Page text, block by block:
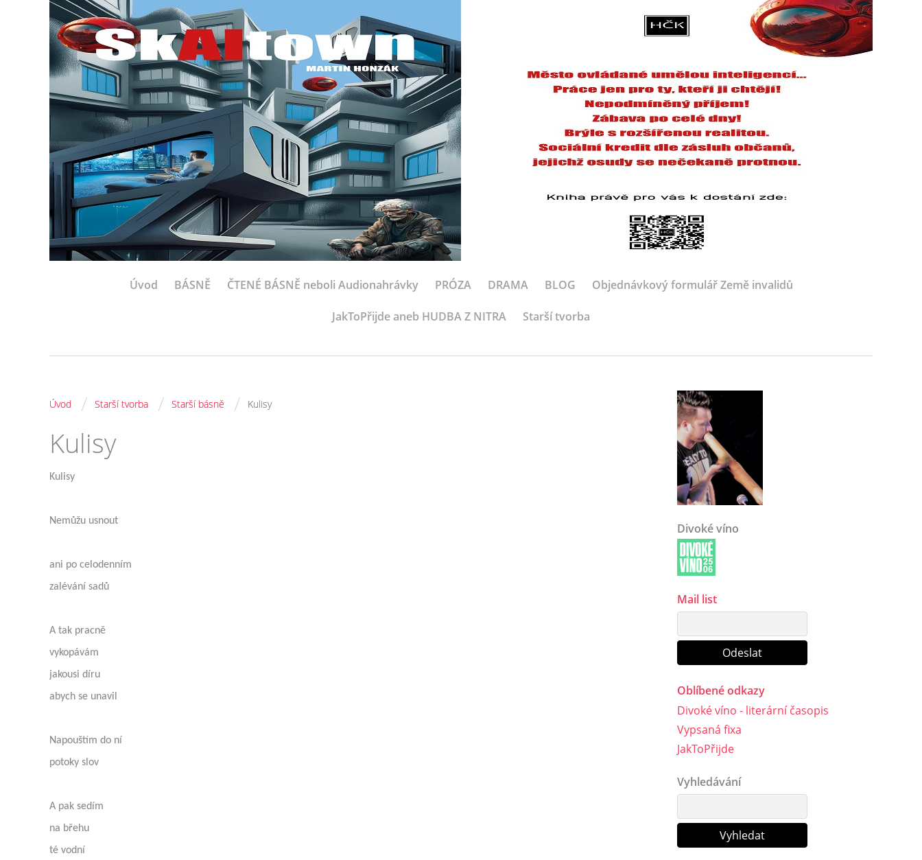
Úvod BÁSNĚ ČTENÉ BÁSNĚ neboli Audionahrávky PRÓZA DRAMA BLOG Objednávkový formulář Země invalidů
JakToPřijde aneb HUDBA Z NITRA Starší tvorba
Úvod / Starší tvorba / Starší básně / Kulisy
Kulisy
Kulisy
Nemůžu usnout
ani po celodenním
zalévání sadů
A tak pracně
vykopávám
jakousi díru
abych se unavil
Napouštím do ní
potoky slov
A pak sedím
na břehu
té vodní
Divoké víno
Mail list
Oblíbené odkazy
Divoké víno - literární časopis
Vypsaná fixa
JakToPřijde
Vyhledávání